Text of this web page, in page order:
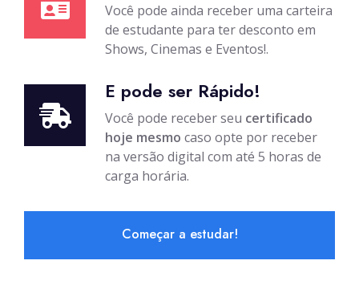
Você pode ainda receber uma carteira
de estudante para ter desconto em
Shows, Cinemas e Eventos!.
E pode ser Rápido!
Você pode receber seu certificado
hoje mesmo caso opte por receber
na versão digital com até 5 horas de
carga horária.
Começar a estudar!